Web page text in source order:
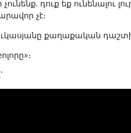
դուք եք ունենալու
չէ։
քաղաքական